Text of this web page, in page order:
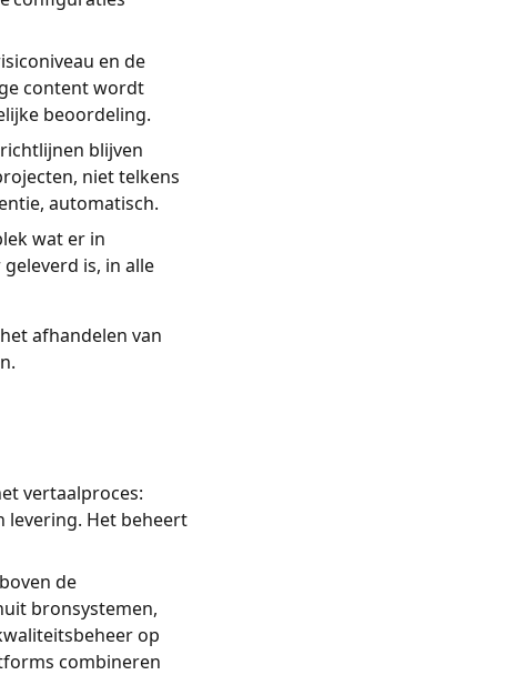
en de
content wordt
beoordeling.
blijven
niet telkens
automatisch.
wat er in
is, in alle
afhandelen van
vertaalproces:
levering. Het beheert
de
bronsystemen,
op
combineren